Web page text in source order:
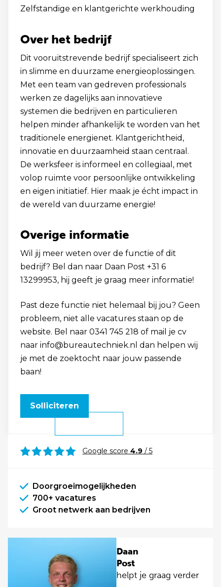
Zelfstandige en klantgerichte werkhouding
Over het bedrijf
Dit vooruitstrevende bedrijf specialiseert zich
in slimme en duurzame energieoplossingen.
Met een team van gedreven professionals
werken ze dagelijks aan innovatieve
systemen die bedrijven en particulieren
helpen minder afhankelijk te worden van het
traditionele energienet. Klantgerichtheid,
innovatie en duurzaamheid staan centraal.
De werksfeer is informeel en collegiaal, met
volop ruimte voor persoonlijke ontwikkeling
en eigen initiatief. Hier maak je écht impact in
de wereld van duurzame energie!
Overige informatie
Wil jij meer weten over de functie of dit
bedrijf? Bel dan naar Daan Post +31 6
13299953, hij geeft je graag meer informatie!
Past deze functie niet helemaal bij jou? Geen
probleem, niet alle vacatures staan op de
website. Bel naar 0341 745 218 of mail je cv
naar info@bureautechniek.nl dan helpen wij
je met de zoektocht naar jouw passende
baan!
Solliciteren
Google score 4.9 / 5
Doorgroeimogelijkheden
700+ vacatures
Groot netwerk aan bedrijven
Daan
Post
helpt je graag verder